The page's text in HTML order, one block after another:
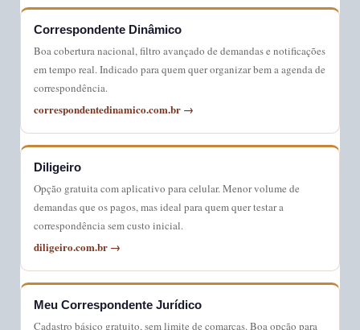
Correspondente Dinâmico
Boa cobertura nacional, filtro avançado de demandas e notificações
em tempo real. Indicado para quem quer organizar bem a agenda de
correspondência.
correspondentedinamico.com.br →
Diligeiro
Opção gratuita com aplicativo para celular. Menor volume de
demandas que os pagos, mas ideal para quem quer testar a
correspondência sem custo inicial.
diligeiro.com.br →
Meu Correspondente Jurídico
Cadastro básico gratuito, sem limite de comarcas. Boa opção para